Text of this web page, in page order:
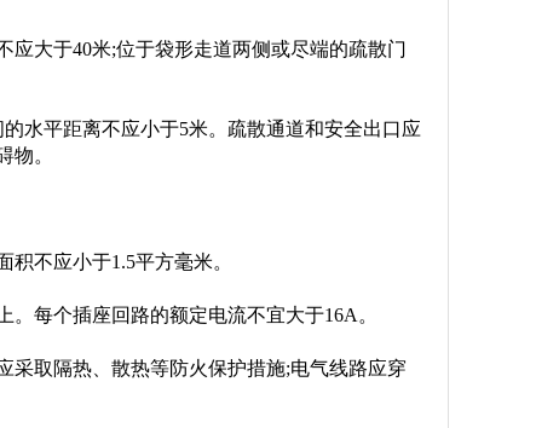
大于40米;位于袋形走道两侧或尽端的疏散门
水平距离不应小于5米。疏散通道和安全出口应
物。
不应小于1.5平方毫米。
每个插座回路的额定电流不宜大于16A。
采取隔热、散热等防火保护措施;电气线路应穿